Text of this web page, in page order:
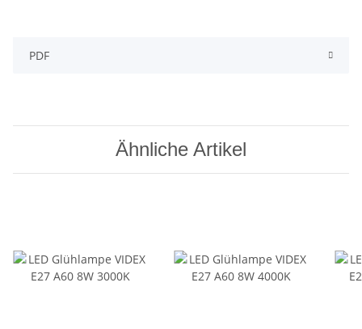
PDF
Ähnliche Artikel